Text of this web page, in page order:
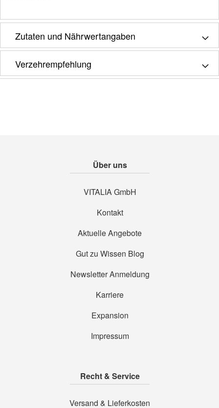
Zutaten und Nährwertangaben
Verzehrempfehlung
Über uns
VITALIA GmbH
Kontakt
Aktuelle Angebote
Gut zu Wissen Blog
Newsletter Anmeldung
Karriere
Expansion
Impressum
Recht & Service
Versand & Lieferkosten